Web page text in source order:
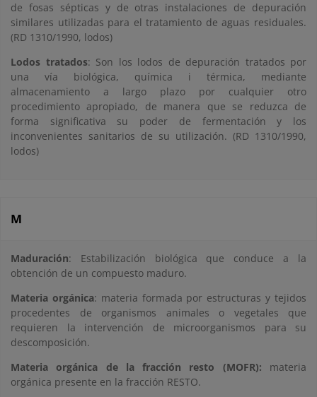
de fosas sépticas y de otras instalaciones de depuración
similares utilizadas para el tratamiento de aguas residuales.
(RD 1310/1990, lodos)
Lodos tratados: Son los lodos de depuración tratados por
una vía biológica, química i térmica, mediante
almacenamiento a largo plazo por cualquier otro
procedimiento apropiado, de manera que se reduzca de
forma significativa su poder de fermentación y los
inconvenientes sanitarios de su utilización. (RD 1310/1990,
lodos)
M
Maduración: Estabilización biológica que conduce a la
obtención de un compuesto maduro.
Materia orgánica: materia formada por estructuras y tejidos
procedentes de organismos animales o vegetales que
requieren la intervención de microorganismos para su
descomposición.
Materia orgánica de la fracción resto (MOFR): materia
orgánica presente en la fracción RESTO.